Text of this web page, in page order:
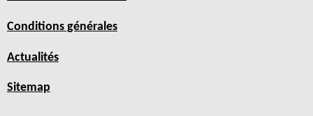
Conditions générales
Actualités
Sitemap